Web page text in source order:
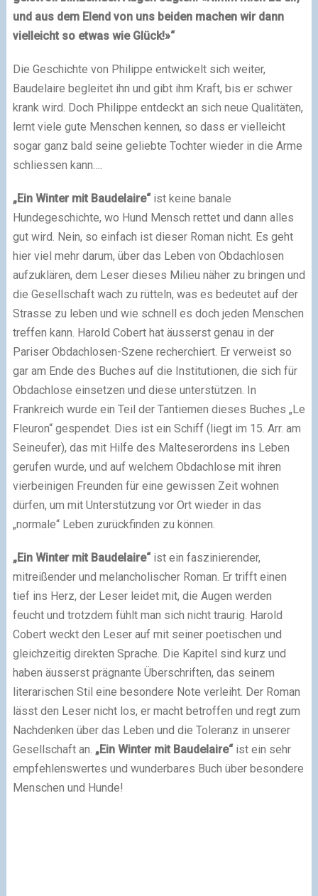
und aus dem Elend von uns beiden machen wir dann
vielleicht so etwas wie Glück!»“
Die Geschichte von Philippe entwickelt sich weiter,
Baudelaire begleitet ihn und gibt ihm Kraft, bis er schwer
krank wird. Doch Philippe entdeckt an sich neue Qualitäten,
lernt viele gute Menschen kennen, so dass er vielleicht
sogar ganz bald seine geliebte Tochter wieder in die Arme
schliessen kann….
„Ein Winter mit Baudelaire“ist keine banale
Hundegeschichte, wo Hund Mensch rettet und dann alles
gut wird. Nein, so einfach ist dieser Roman nicht. Es geht
hier viel mehr darum, über das Leben von Obdachlosen
aufzuklären, dem Leser dieses Milieu näher zu bringen und
die Gesellschaft wach zu rütteln, was es bedeutet auf der
Strasse zu leben und wie schnell es doch jeden Menschen
treffen kann. Harold Cobert hat äusserst genau in der
Pariser Obdachlosen-Szene recherchiert. Er verweist so
gar am Ende des Buches auf die Institutionen, die sich für
Obdachlose einsetzen und diese unterstützen. In
Frankreich wurde ein Teil der Tantiemen dieses Buches „Le
Fleuron“ gespendet. Dies ist ein Schiff (liegt im 15. Arr. am
Seineufer), das mit Hilfe des Malteserordens ins Leben
gerufen wurde, und auf welchem Obdachlose mit ihren
vierbeinigen Freunden für eine gewissen Zeit wohnen
dürfen, um mit Unterstützung vor Ort wieder in das
„normale“ Leben zurückfinden zu können.
„Ein Winter mit Baudelaire“ist ein faszinierender,
mitreißender und melancholischer Roman. Er trifft einen
tief ins Herz, der Leser leidet mit, die Augen werden
feucht und trotzdem fühlt man sich nicht traurig. Harold
Cobert weckt den Leser auf mit seiner poetischen und
gleichzeitig direkten Sprache. Die Kapitel sind kurz und
haben äusserst prägnante Überschriften, das seinem
literarischen Stil eine besondere Note verleiht. Der Roman
lässt den Leser nicht los, er macht betroffen und regt zum
Nachdenken über das Leben und die Toleranz in unserer
Gesellschaft an. „Ein Winter mit Baudelaire“ist ein sehr
empfehlenswertes und wunderbares Buch über besondere
Menschen und Hunde!